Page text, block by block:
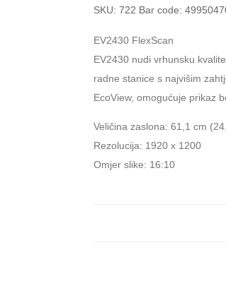
SKU:722 Bar code:
EV2430 FlexScan
EV2430 nudi vrhunsku
radne stanice s najvišim
EcoView, omogućuje prikaz
Veličina zaslona: 61,1 cm
Rezolucija: 1920 x 1200
Omjer slike: 16:10